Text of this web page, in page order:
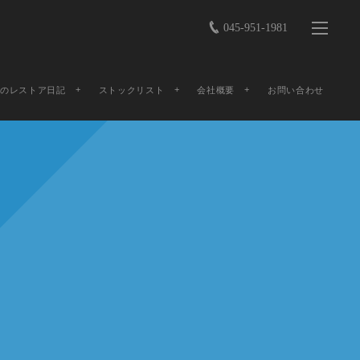
045-951-1981
レストア日記 ストックリスト 会社概要 お問い合わせ